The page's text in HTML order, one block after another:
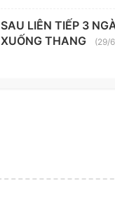
SAU LIÊN TIẾP 3
XUỐNG THANG
(29/